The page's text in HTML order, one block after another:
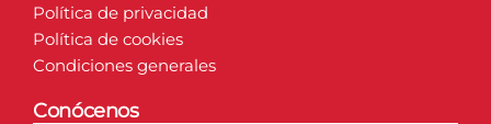
Política de privacidad
Política de cookies
Condiciones generales
Conócenos